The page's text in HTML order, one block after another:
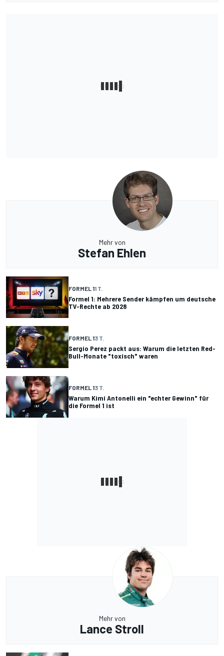
Mehr von
Stefan Ehlen
FORMEL 11 T.
Formel 1: Mehrere Sender kämpfen um deutsche
TV-Rechte ab 2028
FORMEL 13 T.
Sergio Perez packt aus: Warum die letzten Red-
Bull-Monate "toxisch" waren
FORMEL 13 T.
Warum Kimi Antonelli ein "echter Gewinn" für
die Formel 1 ist
Mehr von
Lance Stroll